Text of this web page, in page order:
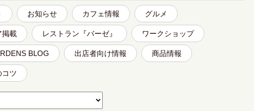
お知らせ カフェ情報 グルメ
掲載 レストラン『バーゼ』 ワークショップ
BLOG 出店者向け情報 商品情報
コツ